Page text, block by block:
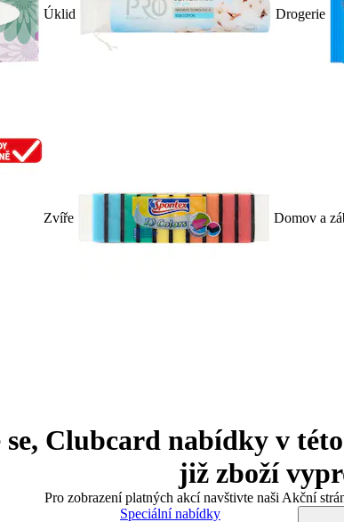
Úklid Drogerie
Zvíře Domov a
se, Clubcard nabídky v
již zboží
Pro zobrazení platných akcí navštivte naši Akční
Speciální nabídky